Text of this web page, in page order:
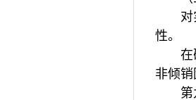
对实
性。
在确
非倾销
第九